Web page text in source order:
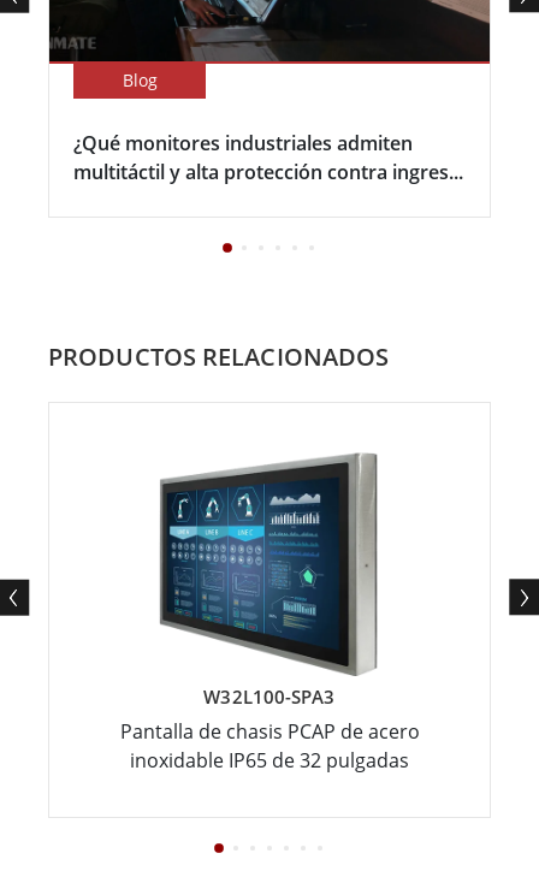
Blog
¿Qué monitores industriales admiten
multitáctil y alta protección contra ingres...
PRODUCTOS RELACIONADOS
W32L100-SPA3
Pantalla de chasis PCAP de acero
inoxidable IP65 de 32 pulgadas